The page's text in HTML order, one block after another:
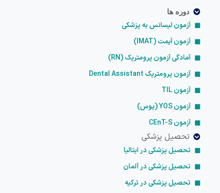
دوره ها
آزمون لیسانس به پزشکی
آزمون آیمت (IMAT)
آمادگی آزمون پرومتریک (RN)
آزمون پرومتریک Dental Assistant
آزمون TIL
آزمون YOS (یوس)
آزمون CEnT-S
تحصیل پزشکی
تحصیل پزشکی در ایتالیا
تحصیل پزشکی در آلمان
تحصیل پزشکی در ترکیه